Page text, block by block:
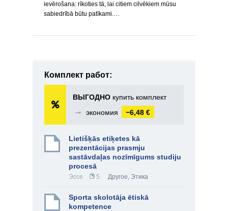
ievērošana: rīkoties tā, lai citiem cilvēkiem mūsu
sabiedrībā būtu patīkami.…
Комплект работ:
ВЫГОДНО купить комплект
➞
экономия −6,48 €
Lietišķās etiķetes kā
prezentācijas prasmju
sastāvdaļas nozīmīgums studiju
procesā
Эссе 5 Другое, Этика
Sporta skolotāja ētiskā
kompetence